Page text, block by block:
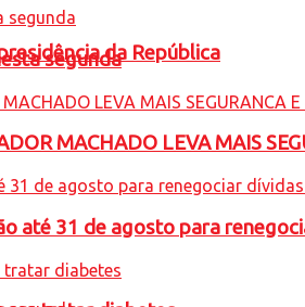
da República
segunda
MACHADO LEVA MAIS
até 31 de agosto para